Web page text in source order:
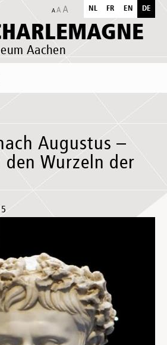
Aachen
NL FR EN DE
Augustus –
den Wurzeln der